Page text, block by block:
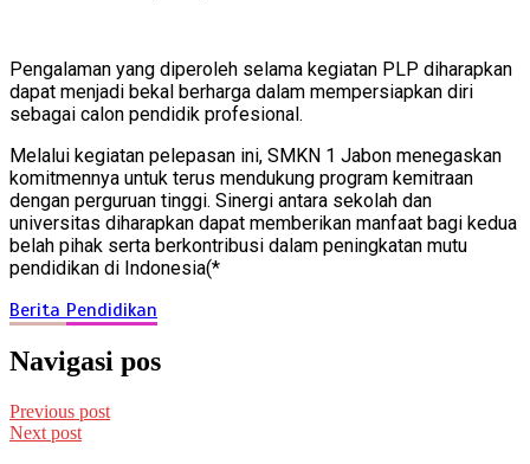
Pengalaman yang diperoleh selama kegiatan PLP diharapkan
dapat menjadi bekal berharga dalam mempersiapkan diri
sebagai calon pendidik profesional.
Melalui kegiatan pelepasan ini, SMKN 1 Jabon menegaskan
komitmennya untuk terus mendukung program kemitraan
dengan perguruan tinggi. Sinergi antara sekolah dan
universitas diharapkan dapat memberikan manfaat bagi kedua
belah pihak serta berkontribusi dalam peningkatan mutu
pendidikan di Indonesia(*
Berita Pendidikan
Navigasi pos
Previous post
Next post